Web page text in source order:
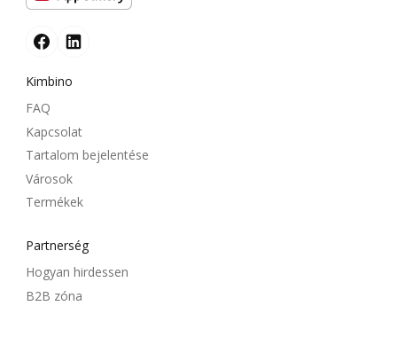
Kimbino
FAQ
Kapcsolat
Tartalom bejelentése
Városok
Termékek
Partnerség
Hogyan hirdessen
B2B zóna